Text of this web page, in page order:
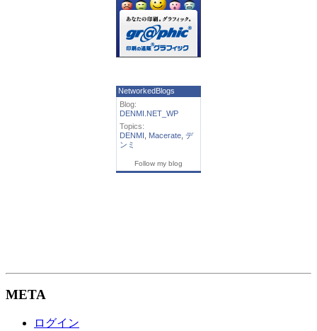
NetworkedBlogs
Blog:
DENMI.NET_WP
Topics:
DENMI
Macerate デ
ンミ
Follow my blog
META
ログイン